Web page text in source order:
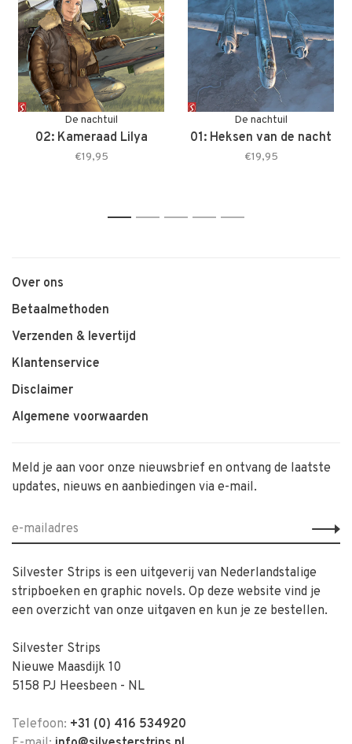
De nachtuil
02: Kameraad Lilya
€19,95
De nachtuil
01: Heksen van de nacht
€19,95
1 2 3 4 5
Over ons
Betaalmethoden
Verzenden & levertijd
Klantenservice
Disclaimer
Algemene voorwaarden
Meld je aan voor onze nieuwsbrief en ontvang de laatste
updates, nieuws en aanbiedingen via e-mail.
Silvester Strips is een uitgeverij van Nederlandstalige
stripboeken en graphic novels. Op deze website vind je
een overzicht van onze uitgaven en kun je ze bestellen.
Silvester Strips
Nieuwe Maasdijk 10
5158 PJ Heesbeen - NL
Telefoon: +31 (0) 416 534920